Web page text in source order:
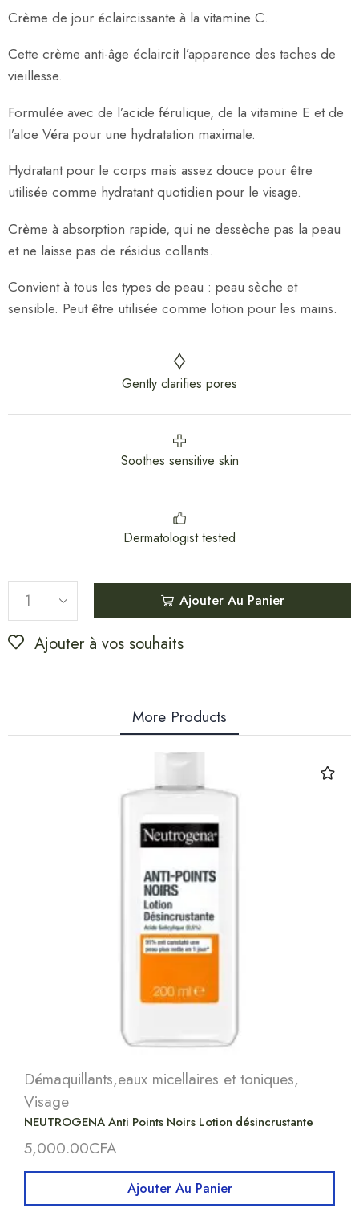
Crème de jour éclaircissante à la vitamine C.
Cette crème anti-âge éclaircit l’apparence des taches de
vieillesse.
Formulée avec de l’acide férulique, de la vitamine E et de
l’aloe Véra pour une hydratation maximale.
Hydratant pour le corps mais assez douce pour être
utilisée comme hydratant quotidien pour le visage.
Crème à absorption rapide, qui ne dessèche pas la peau
et ne laisse pas de résidus collants.
Convient à tous les types de peau : peau sèche et
sensible. Peut être utilisée comme lotion pour les mains.
Gently clarifies pores
Soothes sensitive skin
Dermatologist tested
Ajouter Au Panier
Ajouter à vos souhaits
More Products
Démaquillants,eaux micellaires et toniques,
Visage
NEUTROGENA Anti Points Noirs Lotion désincrustante
5,000.00CFA
Ajouter Au Panier